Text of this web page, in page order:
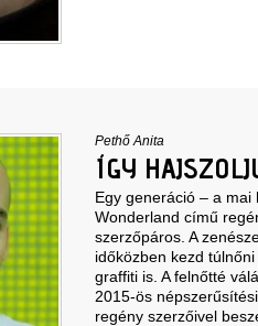
Pethő Anita
ÍGY
Egy generáció – a
Wonderland című
szerzőpáros. A
időközben kezd
graffiti is. A felnőtté
2015-ös
regény szerzőivel